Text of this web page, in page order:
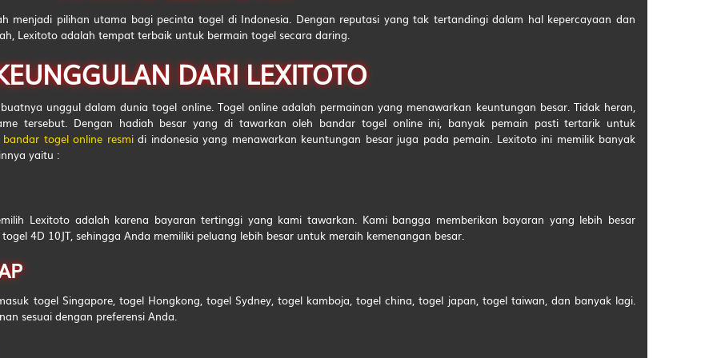
Ambil Air 3D
290
Anak Kambing Menyusu
Anak Kunci 3D
652
Anak Naik Sepeda 3D
145
Wat Siam
138
Wanita Pulang
Tusuk Gigi
menjadi pilihan utama bagi pecinta togel di Indonesia. Dengan reputasi yang tak tertandingi dalam hal kepercayaan dan
Lexitoto adalah tempat terbaik untuk bermain togel secara daring.
DARI LEXITOTO
unggul dalam dunia togel online. Togel online adalah permainan yang menawarkan keuntungan besar. Tidak heran,
tersebut. Dengan hadiah besar yang di tawarkan oleh bandar togel online ini, banyak pemain pasti tertarik untuk
bandar togel online resmidi indonesia yang menawarkan keuntungan besar juga pada pemain. Lexitoto ini memilik banyak
yaitu :
Lexitoto adalah karena bayaran tertinggi yang kami tawarkan. Kami bangga memberikan bayaran yang lebih besar
4D 10JT, sehingga Anda memiliki peluang lebih besar untuk meraih kemenangan besar.
togel Singapore, togel Hongkong, togel Sydney, togel kamboja, togel china, togel japan, togel taiwan, dan banyak lagi.
sesuai dengan preferensi Anda.